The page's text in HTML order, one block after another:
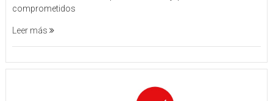
comprometidos
Leer más